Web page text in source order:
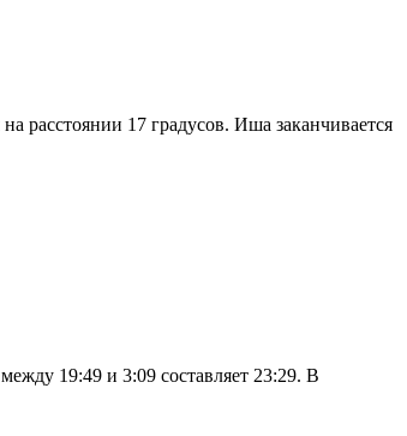
расстоянии 17 градусов. Иша заканчивается
19:49 и 3:09 составляет 23:29. В